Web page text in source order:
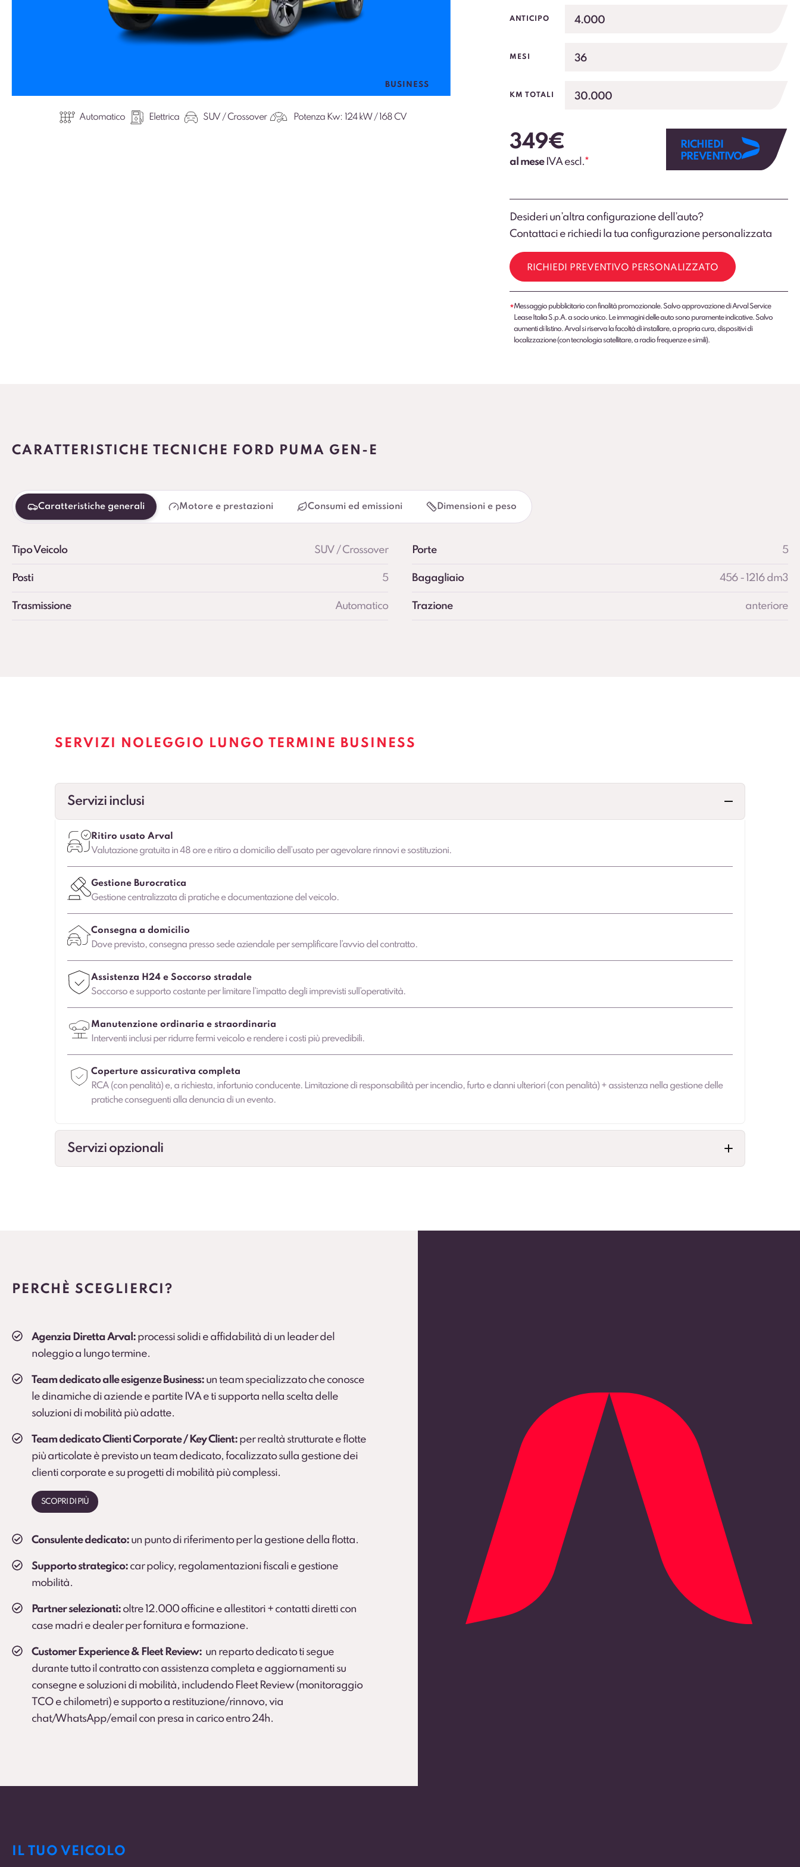
BUSINESS
Automatico Elettrica SUV / Crossover Potenza Kw: 124 kW / 168 CV
ANTICIPO 4.000
MESI 36
KM TOTALI 30.000
349€
al mese IVA escl.*
RICHIEDI
PREVENTIVO
Desideri un’altra configurazione dell’auto?
Contattaci e richiedi la tua configurazione personalizzata
RICHIEDI PREVENTIVO PERSONALIZZATO
*Messaggio pubblicitario con finalità promozionale. Salvo approvazione di Arval Service
Lease Italia S.p.A. a socio unico. Le immagini delle auto sono puramente indicative. Salvo
aumenti di listino. Arval si riserva la facoltà di installare, a propria cura, dispositivi di
localizzazione (con tecnologia satellitare, a radio frequenze e simili).
CARATTERISTICHE TECNICHE FORD PUMA GEN-E
Caratteristiche generali Motore e prestazioni Consumi ed emissioni Dimensioni e peso
Tipo Veicolo SUV / Crossover Porte 5
Posti 5 Bagagliaio 456 - 1216 dm3
Trasmissione Automatico Trazione anteriore
SERVIZI NOLEGGIO LUNGO TERMINE BUSINESS
Servizi inclusi
Ritiro usato Arval
Valutazione gratuita in 48 ore e ritiro a domicilio dell’usato per agevolare rinnovi e sostituzioni.
Gestione Burocratica
Gestione centralizzata di pratiche e documentazione del veicolo.
Consegna a domicilio
Dove previsto, consegna presso sede aziendale per semplificare l’avvio del contratto.
Assistenza H24 e Soccorso stradale
Soccorso e supporto costante per limitare l’impatto degli imprevisti sull’operatività.
Manutenzione ordinaria e straordinaria
Interventi inclusi per ridurre fermi veicolo e rendere i costi più prevedibili.
Coperture assicurativa completa
RCA (con penalità) e, a richiesta, infortunio conducente. Limitazione di responsabilità per incendio, furto e danni ulteriori (con penalità) + assistenza nella gestione delle
pratiche conseguenti alla denuncia di un evento.
Servizi opzionali
PERCHÈ SCEGLIERCI?
Agenzia Diretta Arval: processi solidi e affidabilità di un leader del
noleggio a lungo termine.
Team dedicato alle esigenze Business: un team specializzato che conosce
le dinamiche di aziende e partite IVA e ti supporta nella scelta delle
soluzioni di mobilità più adatte.
Team dedicato Clienti Corporate / Key Client: per realtà strutturate e flotte
più articolate è previsto un team dedicato, focalizzato sulla gestione dei
clienti corporate e su progetti di mobilità più complessi.
SCOPRI DI PIÙ
Consulente dedicato: un punto di riferimento per la gestione della flotta.
Supporto strategico: car policy, regolamentazioni fiscali e gestione
mobilità.
Partner selezionati: oltre 12.000 officine e allestitori + contatti diretti con
case madri e dealer per fornitura e formazione.
Customer Experience & Fleet Review: un reparto dedicato ti segue
durante tutto il contratto con assistenza completa e aggiornamenti su
consegne e soluzioni di mobilità, includendo Fleet Review (monitoraggio
TCO e chilometri) e supporto a restituzione/rinnovo, via
chat/WhatsApp/email con presa in carico entro 24h.
IL TUO VEICOLO